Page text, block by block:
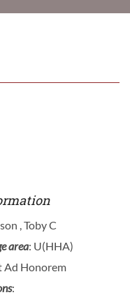
, Toby C
area: U(HHA)
Ad Honorem
: